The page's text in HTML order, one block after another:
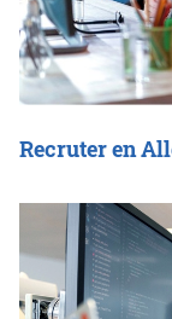
Recruter en